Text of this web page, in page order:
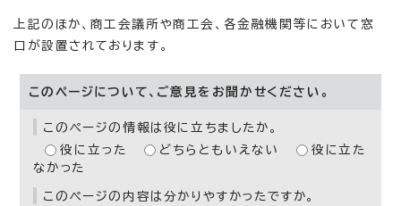
上記のほか、商工会議所や商工会、各金融機関等において窓
口が設置されております。
このページについて、ご意見をお聞かせください。
このページの情報は役に立ちましたか。
役に立った
どちらともいえない
役に立た
なかった
このページの内容は分かりやすかったですか。